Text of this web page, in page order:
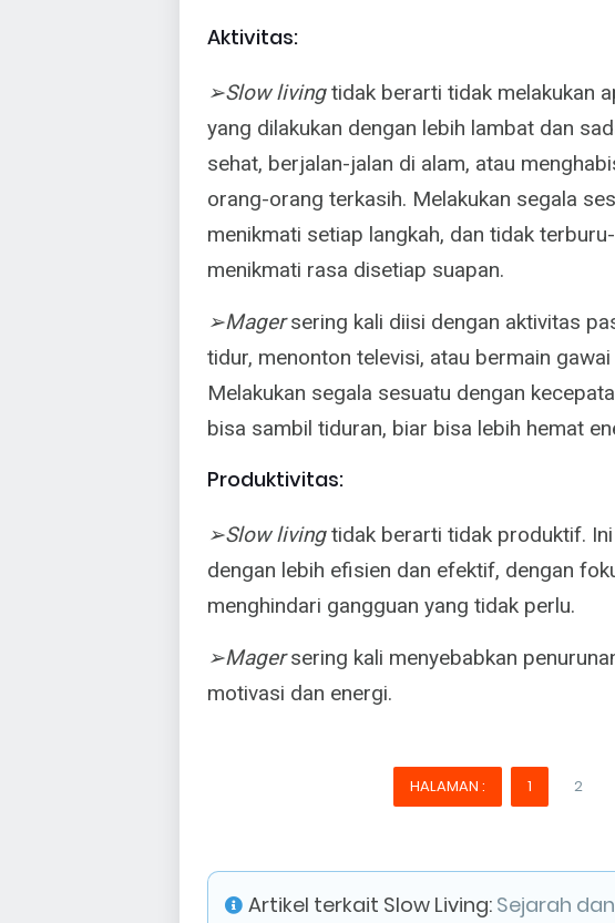
Aktivitas:
➢Slow livingtidak berarti tidak melakukan
yang dilakukan dengan lebih lambat dan
sehat, berjalan-jalan di alam, atau
orang-orang terkasih. Melakukan segala
menikmati setiap langkah, dan tidak
menikmati rasa disetiap suapan.
➢Magersering kali diisi dengan aktivitas
tidur, menonton televisi, atau bermain
Melakukan segala sesuatu dengan
bisa sambil tiduran, biar bisa lebih hemat
Produktivitas:
➢Slow livingtidak berarti tidak produktif.
dengan lebih efisien dan efektif, dengan
menghindari gangguan yang tidak perlu.
➢Magersering kali menyebabkan
motivasi dan energi.
HALAMAN : 1 2
Artikel terkait Slow Living: Sejarah